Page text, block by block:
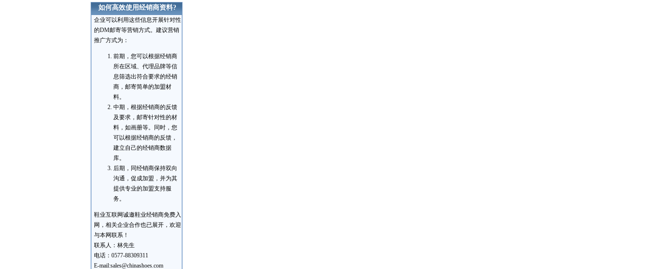
如何高效使用经销商资料?
企业可以利用这些信息开展针对性
的DM邮寄等营销方式。建议营销
推广方式为：
前期，您可以根据经销商
所在区域、代理品牌等信
息筛选出符合要求的经销
商，邮寄简单的加盟材
料。
中期，根据经销商的反馈
及要求，邮寄针对性的材
料，如画册等。同时，您
可以根据经销商的反馈，
建立自己的经销商数据
库。
后期，同经销商保持双向
沟通，促成加盟，并为其
提供专业的加盟支持服
务。
鞋业互联网诚邀鞋业经销商免费入
网，相关企业合作也已展开，欢迎
与本网联系！
联系人：林先生
电话：0577-88309311
E-mail:sales@chinashoes.com